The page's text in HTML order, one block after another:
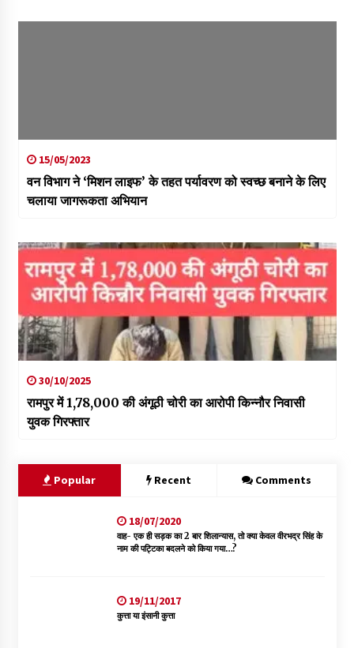
15/05/2023
वन विभाग ने ‘मिशन लाइफ’ के तहत पर्यावरण को स्वच्छ बनाने के लिए
चलाया जागरूकता अभियान
30/10/2025
रामपुर में 1,78,000 की अंगूठी चोरी का आरोपी किन्नौर निवासी
युवक गिरफ्तार
Popular Recent Comments
18/07/2020
वाह- एक ही सड़क का 2 बार शिलान्यास, तो क्या केवल वीरभद्र सिंह के
नाम की पट्टिका बदलने को किया गया…?
19/11/2017
कुत्ता या इंसानी कुत्ता